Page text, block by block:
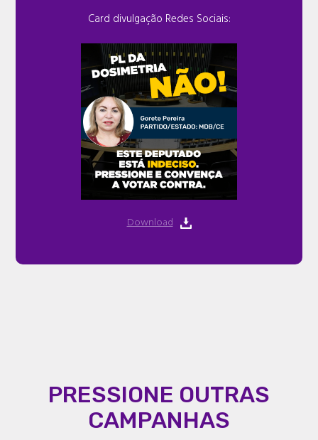
Card divulgação Redes Sociais:
Download
PRESSIONE OUTRAS
CAMPANHAS